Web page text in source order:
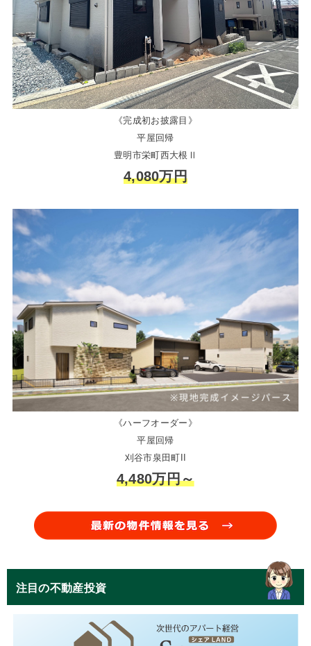
《完成初お披露目》
平屋回帰
豊明市栄町西大根Ⅱ
4,080万円
《ハーフオーダー》
平屋回帰
刈谷市泉田町II
4,480万円～
注目の不動産投資